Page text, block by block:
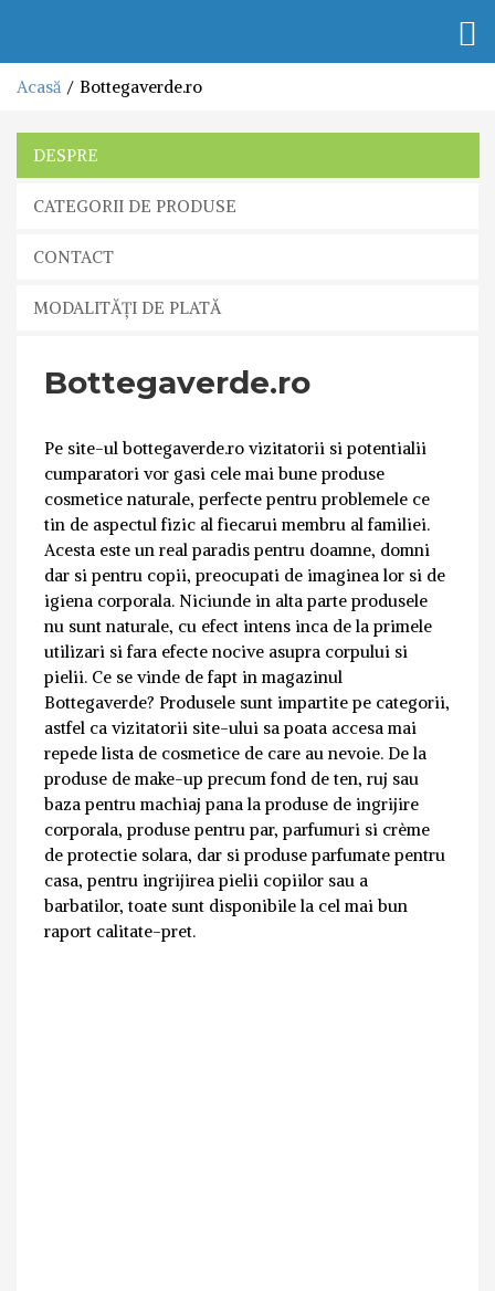
Acasă Bottegaverde.ro
DESPRE
CATEGORII DE PRODUSE
CONTACT
MODALITĂȚI DE PLATĂ
Bottegaverde.ro
Pe site-ul bottegaverde.ro vizitatorii si potentialii
cumparatori vor gasi cele mai bune produse
cosmetice naturale, perfecte pentru problemele ce
tin de aspectul fizic al fiecarui membru al familiei.
Acesta este un real paradis pentru doamne, domni
dar si pentru copii, preocupati de imaginea lor si de
igiena corporala. Niciunde in alta parte produsele
nu sunt naturale, cu efect intens inca de la primele
utilizari si fara efecte nocive asupra corpului si
pielii. Ce se vinde de fapt in magazinul
Bottegaverde? Produsele sunt impartite pe categorii,
astfel ca vizitatorii site-ului sa poata accesa mai
repede lista de cosmetice de care au nevoie. De la
produse de make-up precum fond de ten, ruj sau
baza pentru machiaj pana la produse de ingrijire
corporala, produse pentru par, parfumuri si crème
de protectie solara, dar si produse parfumate pentru
casa, pentru ingrijirea pielii copiilor sau a
barbatilor, toate sunt disponibile la cel mai bun
raport calitate-pret.